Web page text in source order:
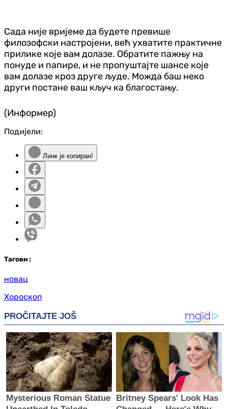
Сада није вријеме да будете превише
филозофски настројени, већ ухватите практичне
прилике које вам долазе. Обратите пажњу на
понуде и папире, и не пропуштајте шансе које
вам долазе кроз друге људе. Можда баш неко
други постане ваш кључ ка благостању.
(Информер)
Подијели:
Линк је копиран!
Тагови :
новац
Хороскоп